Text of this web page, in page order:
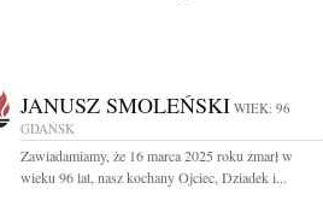
JANUSZ SMOLEŃSKI WIEK: 96
GDAŃSK
Zawiadamiamy, że 16 marca 2025 roku zmarł w
wieku 96 lat, nasz kochany Ojciec, Dziadek i...